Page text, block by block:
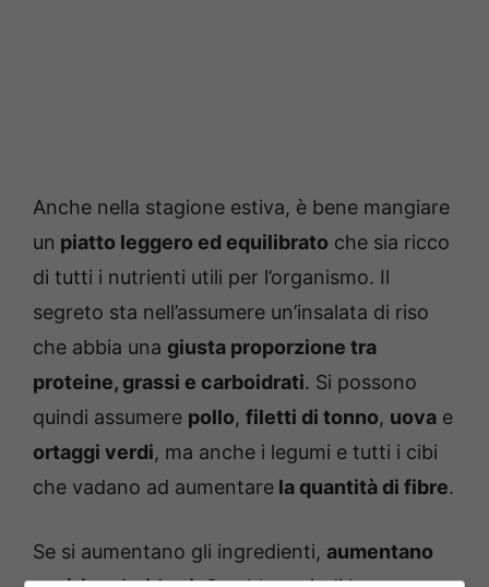
Anche nella stagione estiva, è bene mangiare
un piatto leggero ed equilibrato che sia ricco
di tutti i nutrienti utili per l’organismo. Il
segreto sta nell’assumere un’insalata di riso
che abbia una giusta proporzione tra
proteine, grassi e carboidrati. Si possono
quindi assumere pollo, filetti di tonno, uova e
ortaggi verdi, ma anche i legumi e tutti i cibi
che vadano ad aumentare la quantità di fibre.
Se si aumentano gli ingredienti, aumentano